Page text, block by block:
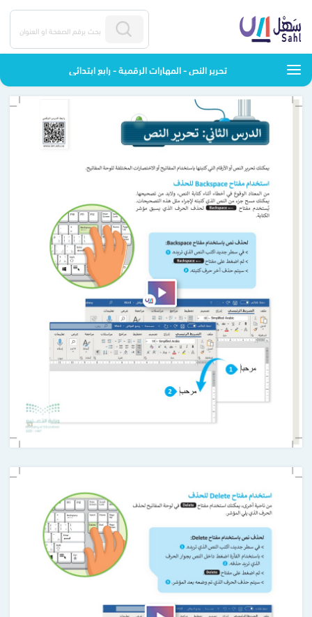
تحرير النص - المهارات الرقمية - رابع ابتدائي